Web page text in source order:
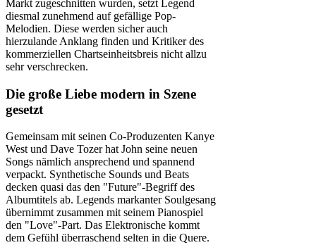
Markt zugeschnitten wurden, setzt Legend
diesmal zunehmend auf gefällige Pop-
Melodien. Diese werden sicher auch
hierzulande Anklang finden und Kritiker des
kommerziellen Chartseinheitsbreis nicht allzu
sehr verschrecken.
Die große Liebe modern in Szene
gesetzt
Gemeinsam mit seinen Co-Produzenten Kanye
West und Dave Tozer hat John seine neuen
Songs nämlich ansprechend und spannend
verpackt. Synthetische Sounds und Beats
decken quasi das den "Future"-Begriff des
Albumtitels ab. Legends markanter Soulgesang
übernimmt zusammen mit seinem Pianospiel
den "Love"-Part. Das Elektronische kommt
dem Gefühl überraschend selten in die Quere.